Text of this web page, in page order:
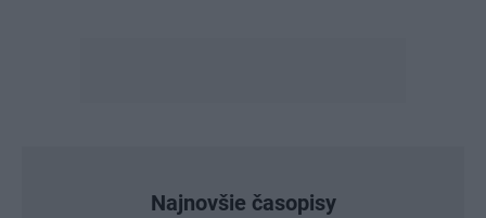
Najnovšie časopisy